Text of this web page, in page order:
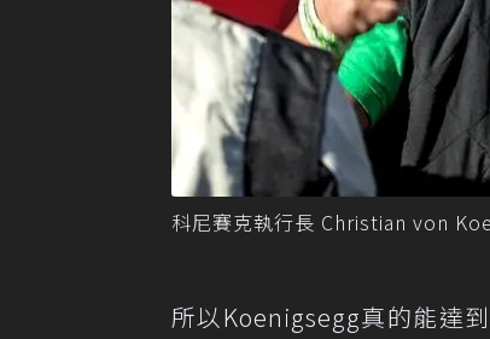
科尼賽克執行長 Christian von
所以Koenigsegg真的能達